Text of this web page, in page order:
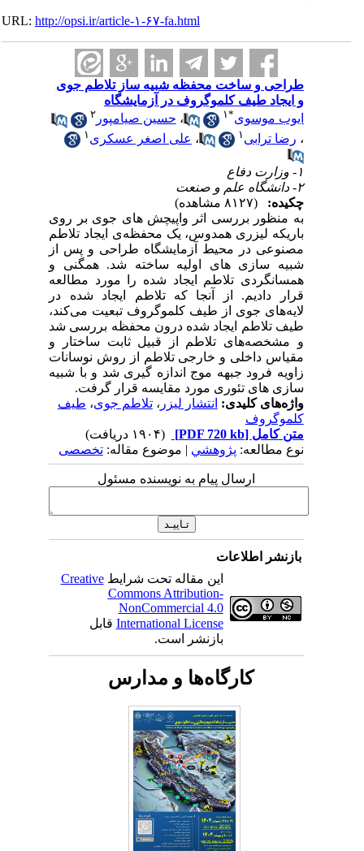
URL:http://opsi.ir/article-۱-۶۷-fa.html
طراحی و ساخت محفظه شبیه ساز تلاطم جوی
و ایجاد طیف کلموگروف در آزمایشگاه
ایوب موسوی* ۱ ،حسین صیامپور
رضا ترابی ،علی اصغر عسکری
چکیده:
به منظور بررسی اثر واپیچش های جوی بر روی
باریکه لیزری همدوس، یک محفظه‌ی ایجاد تلاطم
مصنوعی در محیط آزمایشگاه طراحی و پس از
شبیه سازی های اولیه ساخته شد. همگنی و
همسانگردی تلاطم ایجاد شده را مورد مطالعه
قرار دادیم. از آنجا که تلاطم ایجاد شده در
لایه‌های جوی از طیف کلموگروف تبعیت می‌کند،
طیف تلاطم ایجاد شده درون محفظه بررسی شد
و مشخصه‌های تلاطم از قبیل ثابت ساختار و
مقیاس داخلی و خارجی تلاطم از روش نوسانات
زاویه فرود جبهه موج اندازه گیری شد و با شبیه
سازی های تئوری مورد مقایسه قرار گرفت.
واژه‌های کلیدی:انتشار لیزر ، تلاطم جوی،طیف
کلموگروف
متن کامل[PDF 720 kb]
نوع مطالعه:پژوهشي| موضوع مقاله:تخصصی
ارسال پیام به نویسنده مسئول
بازنشر اطلاعات
این مقاله تحت شرایطCreative
Commons Attribution-
NonCommercial 4.0
International Licenseقابل
بازنشر است.
کارگاه‌ها و مدارس